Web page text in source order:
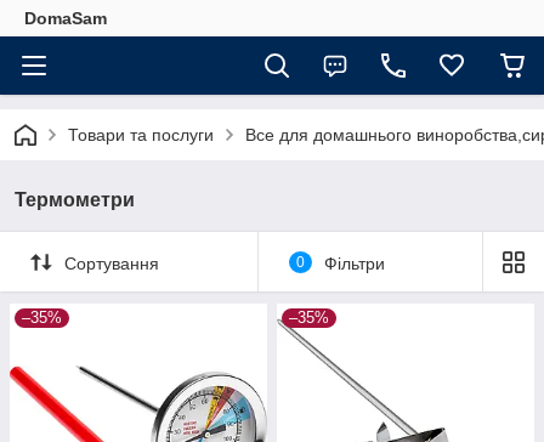
DomaSam
Товари та послуги Все для домашнього
Термометри
Сортування 0 Фільтри
–35% –35%